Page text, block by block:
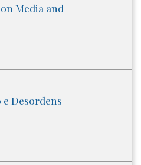
Media and
Desordens